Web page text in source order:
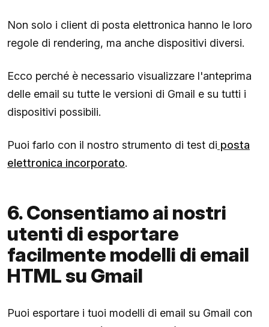
Non solo i client di posta elettronica hanno le loro
regole di rendering, ma anche dispositivi diversi.
Ecco perché è necessario visualizzare l'anteprima
delle email su tutte le versioni di Gmail e su tutti i
dispositivi possibili.
Puoi farlo con il nostro strumento di test di posta
elettronica incorporato.
6. Consentiamo ai nostri
utenti di esportare
facilmente modelli di email
HTML su Gmail
Puoi esportare i tuoi modelli di email su Gmail con